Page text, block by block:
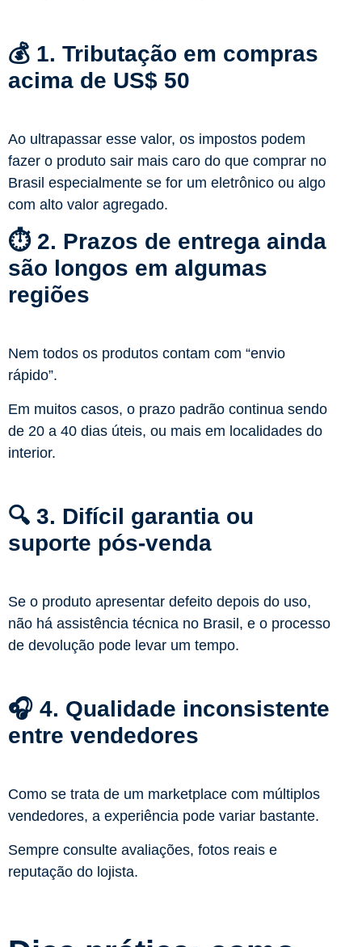
💰 1. Tributação em compras
acima de US$ 50
Ao ultrapassar esse valor, os impostos podem
fazer o produto sair mais caro do que comprar no
Brasil especialmente se for um eletrônico ou algo
com alto valor agregado.
⏱️ 2. Prazos de entrega ainda
são longos em algumas
regiões
Nem todos os produtos contam com “envio
rápido”.
Em muitos casos, o prazo padrão continua sendo
de 20 a 40 dias úteis, ou mais em localidades do
interior.
🔍 3. Difícil garantia ou
suporte pós-venda
Se o produto apresentar defeito depois do uso,
não há assistência técnica no Brasil, e o processo
de devolução pode levar um tempo.
🎧 4. Qualidade inconsistente
entre vendedores
Como se trata de um marketplace com múltiplos
vendedores, a experiência pode variar bastante.
Sempre consulte avaliações, fotos reais e
reputação do lojista.